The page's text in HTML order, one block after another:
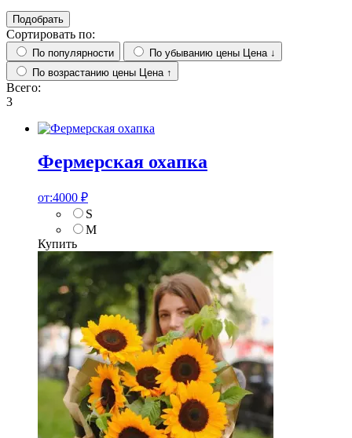
Подобрать
Сортировать по:
По популярности По убыванию цены
Цена ↓
По возрастанию цены
Цена ↑
Всего:
3
Фермерская охапка
от:4000 ₽
S
M
Купить